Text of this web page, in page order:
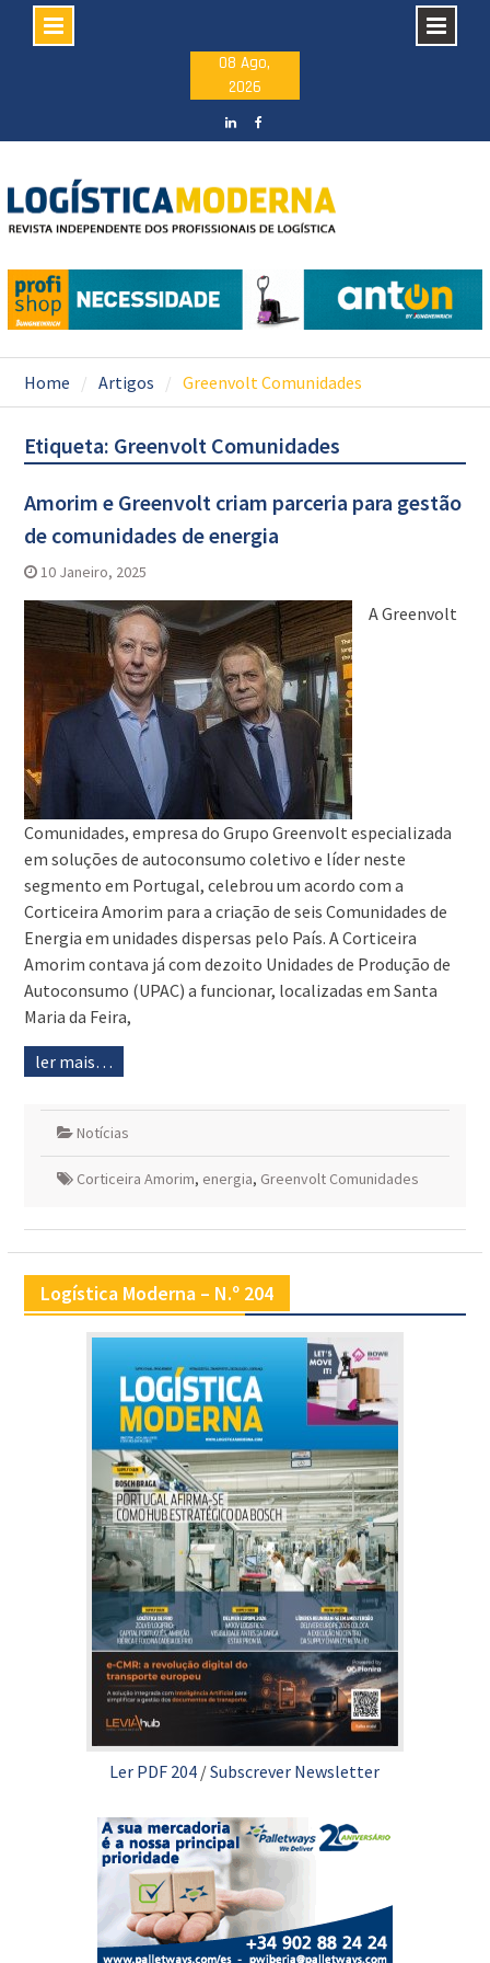
08 Ago,
2026
Home Artigos Greenvolt Comunidades
Etiqueta: Greenvolt Comunidades
Amorim e Greenvolt criam parceria para gestão
de comunidades de energia
10 Janeiro, 2025
A Greenvolt
Comunidades, empresa do Grupo Greenvolt especializada
em soluções de autoconsumo coletivo e líder neste
segmento em Portugal, celebrou um acordo com a
Corticeira Amorim para a criação de seis Comunidades de
Energia em unidades dispersas pelo País. A Corticeira
Amorim contava já com dezoito Unidades de Produção de
Autoconsumo (UPAC) a funcionar, localizadas em Santa
Maria da Feira,
ler mais…
Notícias
Corticeira Amorim, energia, Greenvolt Comunidades
Logística Moderna – N.º 204
Ler PDF 204 /Subscrever Newsletter